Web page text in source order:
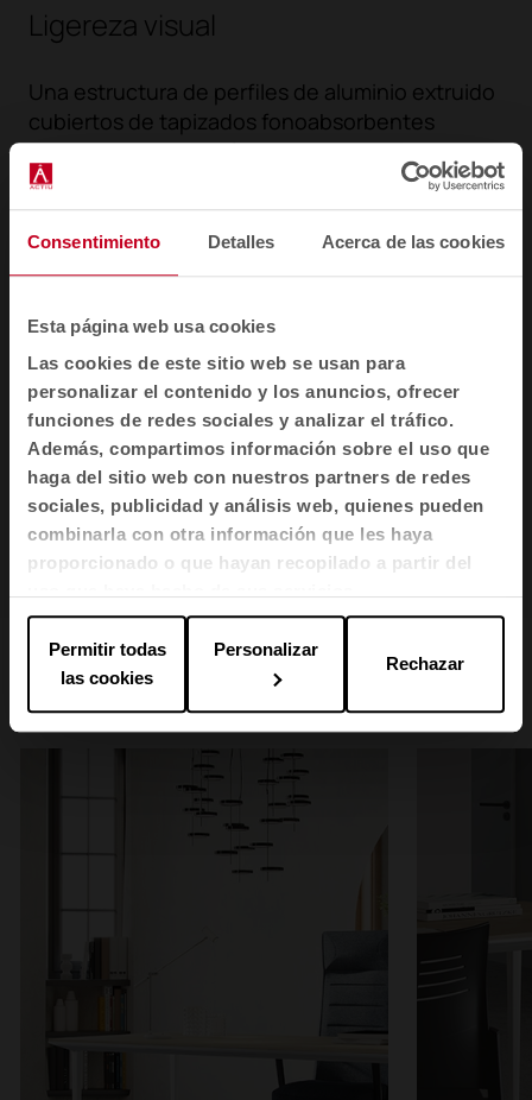
Consentimiento Detalles Acerca de las cookies
Esta página web usa cookies
Las cookies de este sitio web se usan para
personalizar el contenido y los anuncios, ofrecer
funciones de redes sociales y analizar el tráfico.
Además, compartimos información sobre el uso que
haga del sitio web con nuestros partners de redes
sociales, publicidad y análisis web, quienes pueden
combinarla con otra información que les haya
proporcionado o que hayan recopilado a partir del
Permitir todas
las cookies
Personalizar
Rechazar
Ligereza visual
Una estructura de perfiles de aluminio extruido
cubiertos de tapizados fonoabsorbentes
cubren esta extensión de Longo, perfecta para
espacios de privacidad e intimidad. Unas
estructuras moldeables y de distintos tamaños
que permiten generar salas informales de
reuniones o puntos de trabajo cerrados y con
Longo en espacios